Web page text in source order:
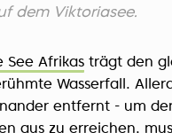
dem Viktoriasee.
See Afrikas trägt den
Wasserfall.
entfernt - um
aus zu erreichen,